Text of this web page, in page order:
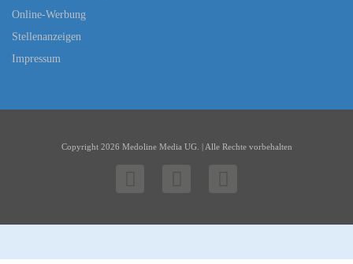
Online-Werbung
Stellenanzeigen
Impressum
Copyright 2026 Medoline Media UG. | Alle Rechte vorbehalten